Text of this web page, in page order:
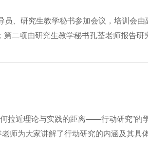
、研究生教学秘书参加会议，培训会由
二项由研究生教学秘书孔荃老师报告研
何拉近理论与实践的距离——行动研究”的
师为大家讲解了行动研究的内涵及其具